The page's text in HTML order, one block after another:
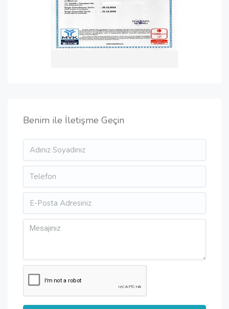
Benim ile İletişme Geçin